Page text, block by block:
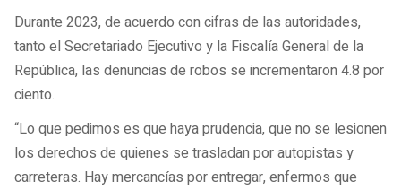
Durante 2023, de acuerdo con cifras de las autoridades,
tanto el Secretariado Ejecutivo y la Fiscalía General de la
República, las denuncias de robos se incrementaron 4.8 por
ciento.
“Lo que pedimos es que haya prudencia, que no se lesionen
los derechos de quienes se trasladan por autopistas y
carreteras. Hay mercancías por entregar, enfermos que